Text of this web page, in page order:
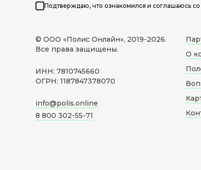
Подтверждаю, что ознакомился и соглашаюсь со
© ООО «Полис Онлайн», 2019-2026.
Все права защищены.
ИНН: 7810745660
ОГРН: 1187847378070
info@polis.online
8 800 302-55-71
О